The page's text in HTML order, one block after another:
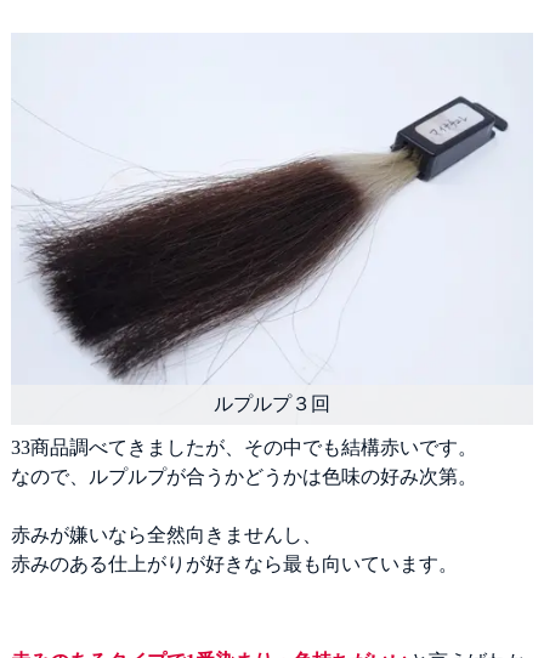
調べてきましたが、その中でも結構赤いです。
なので、ルプルプが合うかどうかは色味の好み次第。
赤みが嫌いなら全然向きませんし、
赤みのある仕上がりが好きなら最も向いています。